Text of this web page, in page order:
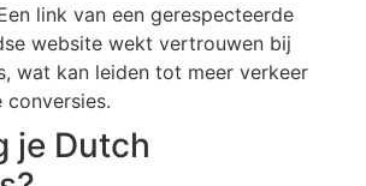
link van een gerespecteerde
website wekt vertrouwen bij
wat kan leiden tot meer verkeer
conversies.
je Dutch